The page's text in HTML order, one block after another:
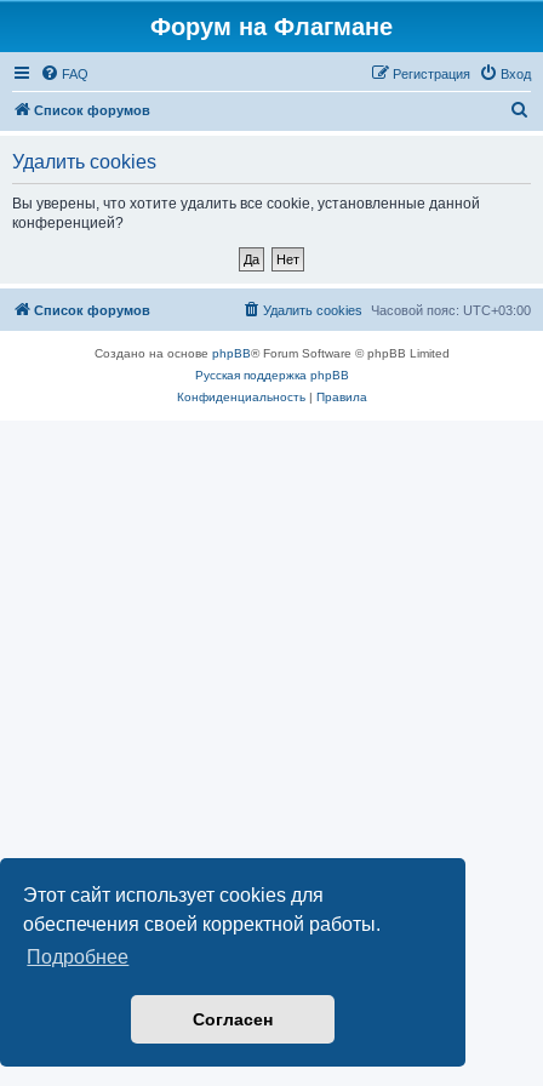
Этот сайт использует cookies для
обеспечения своей корректной работы.
Подробнее
Согласен
Форум на Флагмане
FAQ Вход
Регистрация
Список форумов
Удалить cookies
Вы уверены, что хотите удалить все cookie, установленные данной
конференцией?
Список форумов Часовой пояс: UTC+03:00
Удалить cookies
Создано на основе phpBB® Forum Software © phpBB Limited
Русская поддержка phpBB
Конфиденциальность| Правила